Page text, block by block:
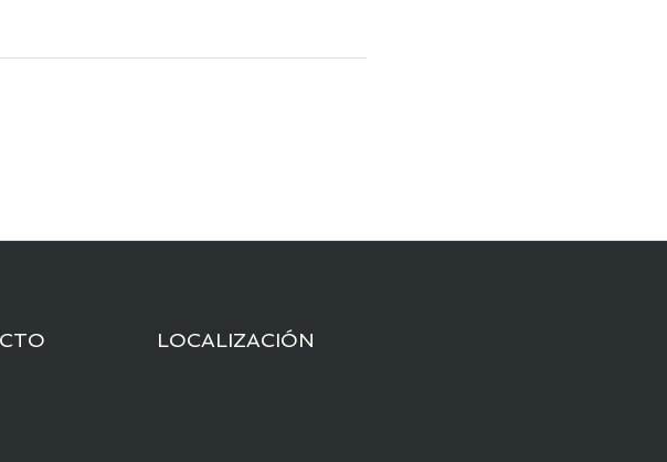
LOCALIZACIÓN